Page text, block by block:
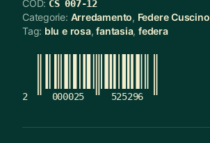
COD: CS 007-12
Categorie: Arredamento, Federe Cuscino
Tag: blu e rosa,fantasia, federa
2 000025 525296